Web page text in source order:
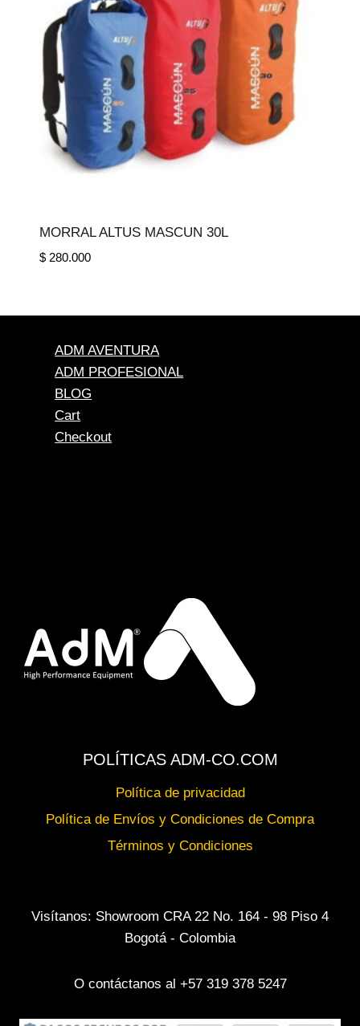
MORRAL ALTUS MASCUN 30L
$280.000
ADM AVENTURA
ADM PROFESIONAL
BLOG
Cart
Checkout
POLÍTICAS ADM-CO.COM
Política de privacidad
Política de Envíos y Condiciones de Compra
Términos y Condiciones
Visítanos: Showroom CRA 22 No. 164 - 98 Piso 4
Bogotá - Colombia
O contáctanos al +57 319 378 5247